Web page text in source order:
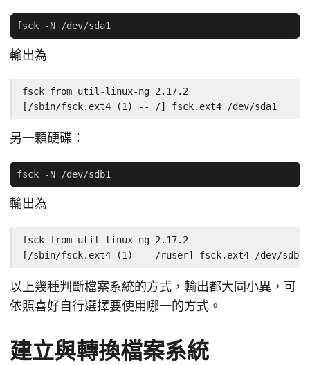
輸出為
fsck from util-linux-ng 2.17.2
[/sbin/fsck.ext4 (1) -- /] fsck.ext4 /dev/sda1
另一顆硬碟：
輸出為
fsck from util-linux-ng 2.17.2
[/sbin/fsck.ext4 (1) -- /ruser] fsck.ext4 /dev/sdb1
以上幾種判斷檔案系統的方式，輸出都大同小異，可
依照喜好自行選擇要使用哪一的方式。
建立與轉換檔案系統